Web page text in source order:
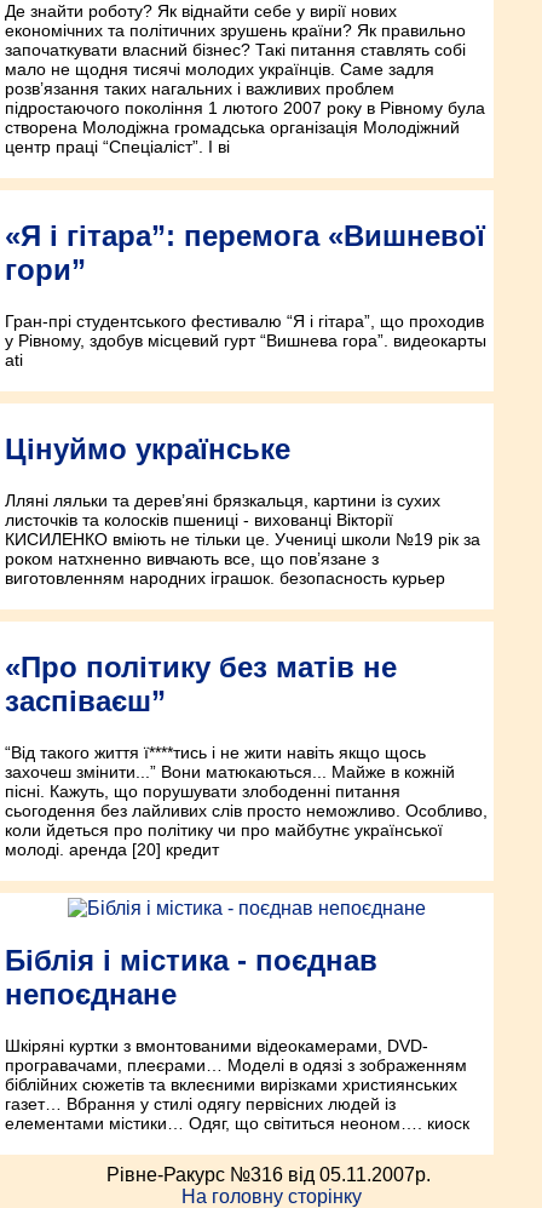
Де знайти роботу? Як віднайти себе у вирії нових
економічних та політичних зрушень країни? Як правильно
започаткувати власний бізнес? Такі питання ставлять собі
мало не щодня тисячі молодих українців. Саме задля
розв’язання таких нагальних і важливих проблем
підростаючого покоління 1 лютого 2007 року в Рівному була
створена Молодіжна громадська організація Молодіжний
центр праці “Спеціаліст”. І ві
«Я і гітара”: перемога «Вишневої
гори”
Гран-прі студентського фестивалю “Я і гітара”, що проходив
у Рівному, здобув місцевий гурт “Вишнева гора”. видеокарты
ati
Цінуймо українське
Лляні ляльки та дерев’яні брязкальця, картини із сухих
листочків та колосків пшениці - вихованці Вікторії
КИСИЛЕНКО вміють не тільки це. Учениці школи №19 рік за
роком натхненно вивчають все, що пов’язане з
виготовленням народних іграшок. безопасность курьер
«Про політику без матів не
заспіваєш”
“Від такого життя ї****тись і не жити навіть якщо щось
захочеш змінити...” Вони матюкаються... Майже в кожній
пісні. Кажуть, що порушувати злободенні питання
сьогодення без лайливих слів просто неможливо. Особливо,
коли йдеться про політику чи про майбутнє української
молоді. аренда [20] кредит
Біблія і містика - поєднав
непоєднане
Шкіряні куртки з вмонтованими відеокамерами, DVD-
програвачами, плеєрами… Моделі в одязі з зображенням
біблійних сюжетів та вклеєними вирізками християнських
газет… Вбрання у стилі одягу первісних людей із
елементами містики… Одяг, що світиться неоном…. киоск
Рівне-Ракурс №316 від 05.11.2007p.
На головну сторінку